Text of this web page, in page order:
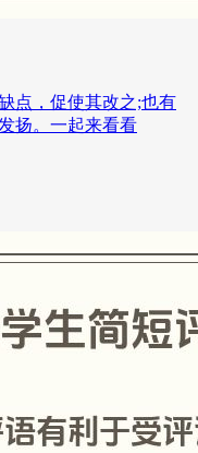
点，促使其改之;也有
扬。一起来看看